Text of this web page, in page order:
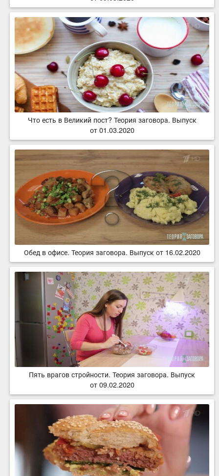
Что есть в Великий пост? Теория заговора. Выпуск
от 01.03.2020
Обед в офисе. Теория заговора. Выпуск от 16.02.2020
Пять врагов стройности. Теория заговора. Выпуск
от 09.02.2020